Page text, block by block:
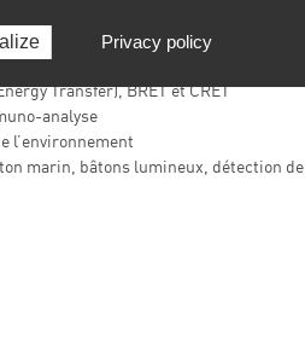
Transfer), BRET et CRET
analyse
l’environnement
marin, bâtons lumineux, détection de
Privacy policy